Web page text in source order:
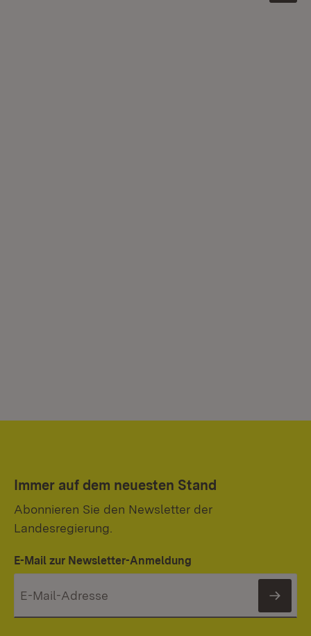
Immer auf dem neuesten Stand
Abonnieren Sie den Newsletter der
Landesregierung.
E-Mail zur Newsletter-Anmeldung